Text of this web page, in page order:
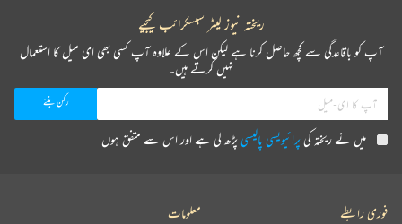
ریختہ نیوز لیٹر سبسکرائب کیجیے
آپ کو باقاعدگی سے کچھ حاصل کرنا ہے لیکن اس کے علاوہ آپ کسی بھی ای میل کا استعمال
نہیں کرتے ہیں۔
میں نے ریختہ کیپرائیویسی پالیسیپڑھ لی ہے اور اس سے متفق ہوں
فوری رابطے معلومات